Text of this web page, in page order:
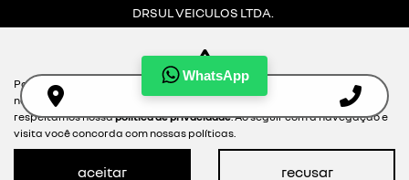
WhatsApp
DRSUL VEICULOS LTDA.
CNPJ: 02.847.681/0015-59
Desacelere. Seu bem maior é a vida.
Para otimizar sua experiência durante a navegação, fazemos uso de
nossa política de cookies e para proteger seus dados pessoais
respeitamos nossapolítica de privacidade. Ao seguir com a navegação e
visita você concorda com nossas políticas.
aceitar recusar